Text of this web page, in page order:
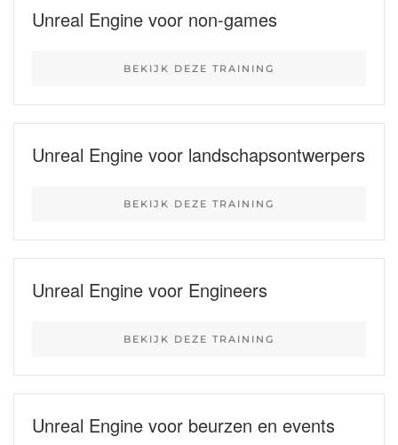
Unreal Engine voor non-games
BEKIJK DEZE TRAINING
Unreal Engine voor landschapsontwerpers
BEKIJK DEZE TRAINING
Unreal Engine voor Engineers
BEKIJK DEZE TRAINING
Unreal Engine voor beurzen en events